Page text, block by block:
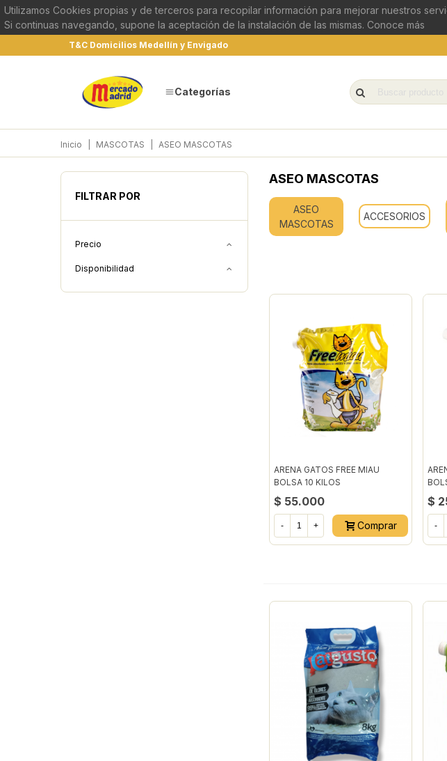
Utilizamos Cookies propias y de terceros para recopilar información para mejorar nuestros
Si continuas navegando, supone la aceptación de la instalación de las mismas. Conoce más
T&C Domicilios Medellín y Envigado
Categorías
Inicio MASCOTAS ASEO MASCOTAS
FILTRAR POR
Precio
Disponibilidad
ASEO MASCOTAS
ASEO
MASCOTAS
ACCESORIOS
ARENA GATOS FREE MIAU
BOLSA 10 KILOS
$ 55.000
- + Comprar
$
-